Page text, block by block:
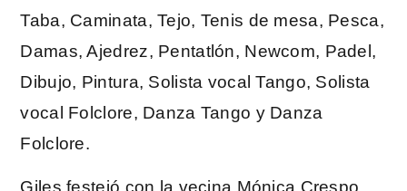
Taba, Caminata, Tejo, Tenis de mesa, Pesca,
Damas, Ajedrez, Pentatlón, Newcom, Padel,
Dibujo, Pintura, Solista vocal Tango, Solista
vocal Folclore, Danza Tango y Danza
Folclore.
Giles festejó con la vecina Mónica Crespo